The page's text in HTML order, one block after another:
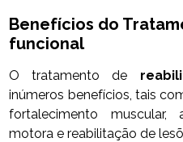
Benefícios do
funcional
O tratamento de
inúmeros benefícios, tais
fortalecimento muscular,
motora e reabilitação de